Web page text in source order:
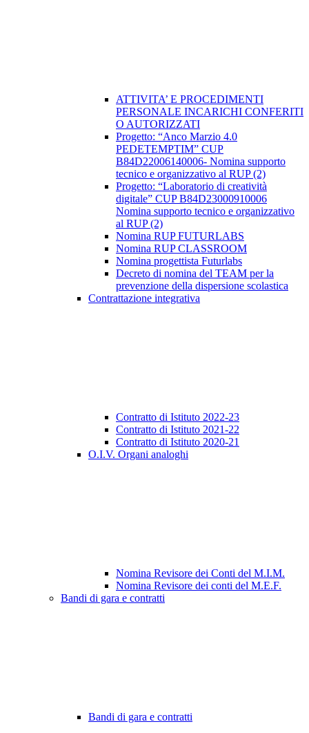
ATTIVITA’ E PROCEDIMENTI
PERSONALE INCARICHI CONFERITI
O AUTORIZZATI
Progetto: “Anco Marzio 4.0
PEDETEMPTIM” CUP
B84D22006140006- Nomina supporto
tecnico e organizzativo al RUP (2)
Progetto: “Laboratorio di creatività
digitale” CUP B84D23000910006
Nomina supporto tecnico e organizzativo
al RUP (2)
Nomina RUP FUTURLABS
Nomina RUP CLASSROOM
Nomina progettista Futurlabs
Decreto di nomina del TEAM per la
prevenzione della dispersione scolastica
Contrattazione integrativa
Contratto di Istituto 2022-23
Contratto di Istituto 2021-22
Contratto di Istituto 2020-21
O.I.V. Organi analoghi
Nomina Revisore dei Conti del M.I.M.
Nomina Revisore dei conti del M.E.F.
Bandi di gara e contratti
Bandi di gara e contratti